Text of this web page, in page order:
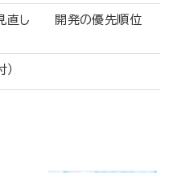
見直し 開発の優先順位
付）